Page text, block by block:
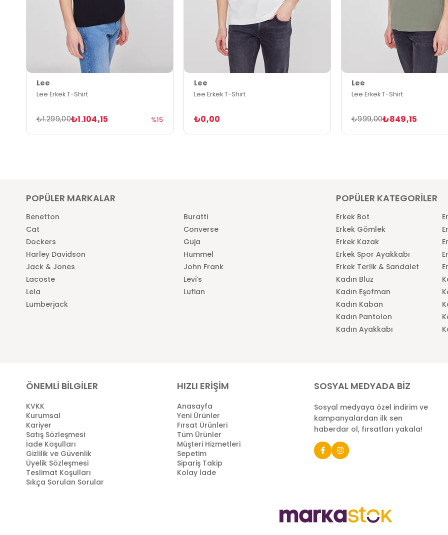
Lee
Lee Erkek T-Shirt
₺1.104,15
₺1.299,00 %15
Lee
Lee Erkek T-Shirt
₺0,00
Lee
Lee Erkek T-Shirt
₺849,15
₺999,00
POPÜLER MARKALAR
Benetton
Buratti
Cat
Converse
Dockers
Guja
Harley Davidson
Hummel
Jack & Jones
John Frank
Lacoste
Levi’s
Lela
Lufian
Lumberjack
POPÜLER KATEGORİLER
Erkek Bot
Erkek Gömlek
Erkek Kazak
Erkek Spor Ayakkabı
Erkek Terlik & Sandalet
Kadın Bluz
Kadın Eşofman
Kadın Kaban
Kadın Pantolon
Kadın Ayakkabı
ÖNEMLİ BİLGİLER
KVKK
Kurumsal
Kariyer
Satış Sözleşmesi
İade Koşulları
Gizlilik ve Güvenlik
Üyelik Sözleşmesi
Teslimat Koşulları
Sıkça Sorulan Sorular
HIZLI ERİŞİM
Anasayfa
Yeni Ürünler
Fırsat Ürünleri
Tüm Ürünler
Müşteri Hizmetleri
Sepetim
Sipariş Takip
Kolay İade
SOSYAL MEDYADA BİZ
Sosyal medyaya özel indirim ve
kampanyalardan ilk sen
haberdar ol, fırsatları yakala!